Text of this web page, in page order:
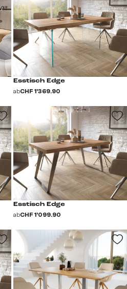
Esstisch Edge
abCHF 1’369.90
Esstisch Edge
abCHF 1’099.90